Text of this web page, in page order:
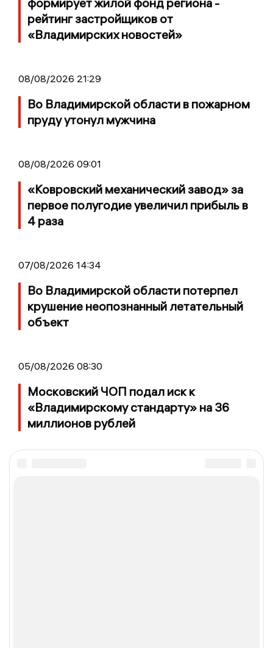
рейтинг застройщиков от
«Владимирских новостей»
08/08/2026 21:29
Во Владимирской области в пожарном
пруду утонул мужчина
08/08/2026 09:01
«Ковровский механический завод» за
первое полугодие увеличил прибыль в
4 раза
07/08/2026 14:34
Во Владимирской области потерпел
крушение неопознанный летательный
объект
05/08/2026 08:30
Московский ЧОП подал иск к
«Владимирскому стандарту» на 36
миллионов рублей